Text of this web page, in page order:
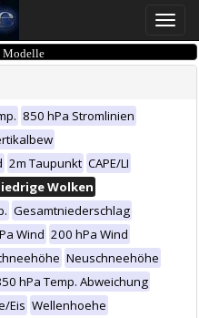
Toggle
850 hPa Stromlinien
2m Taupunkt CAPE/LI
Wolken
Gesamtniederschlag
Wind 200 hPa Wind
Neuschneehöhe
hPa Temp. Abweichung
Eis Wellenhoehe